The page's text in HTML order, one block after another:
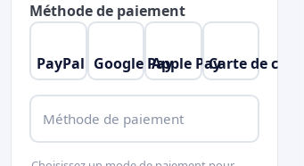
Méthode de paiement
PayPal Google PayApple PayCarte de crédit
Méthode de paiement